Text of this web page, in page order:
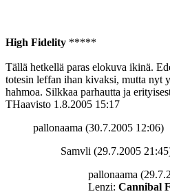
High Fidelity *****
Tällä hetkellä paras elokuva ikinä.
totesin leffan ihan kivaksi, mutta nyt
hahmoa. Silkkaa parhautta ja
THaavisto 1.8.2005 15:17
pallonaama (30.7.2005 12:06)
Samvli (29.7.2005
pallonaama
Lenzi: Cannibal